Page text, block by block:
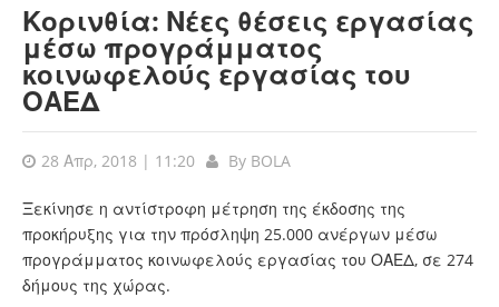
Κορινθία: Νέες θέσεις εργασίας
μέσω προγράμματος
κοινωφελούς εργασίας του
ΟΑΕΔ
28 Απρ, 2018 | 11:20 By BOLA
Ξεκίνησε η αντίστροφη μέτρηση της έκδοσης της
προκήρυξης για την πρόσληψη 25.000 ανέργων μέσω
προγράμματος κοινωφελούς εργασίας του ΟΑΕΔ, σε 274
δήμους της χώρας.